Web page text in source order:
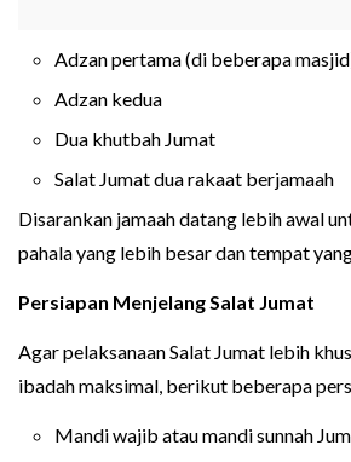
Adzan pertama (di beberapa
Adzan kedua
Dua khutbah Jumat
Salat Jumat dua rakaat berjamaah
Disarankan jamaah datang lebih awal
pahala yang lebih besar dan tempat
Persiapan Menjelang Salat Jumat
Agar pelaksanaan Salat Jumat lebih
ibadah maksimal, berikut beberapa
Mandi wajib atau mandi sunnah